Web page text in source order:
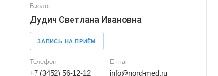
Биолог
Дудич Светлана Ивановна
ЗАПИСЬ НА ПРИЁМ
Телефон
+7 (3452) 56-12-12
E-mail
info@nord-med.ru